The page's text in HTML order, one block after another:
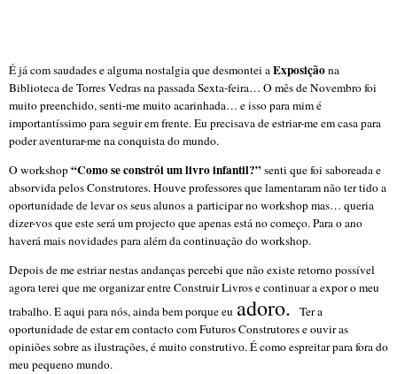
É já com saudades e alguma nostalgia que desmontei aExposiçãona
Biblioteca de Torres Vedras na passada Sexta-feira… O mês de Novembro foi
muito preenchido, senti-me muito acarinhada… e isso para mim é
importantíssimo para seguir em frente. Eu precisava de estriar-me em casa para
poder aventurar-me na conquista do mundo.
O workshop“Como se constrói um livro infantil?”senti que foi saboreada e
absorvida pelos Construtores. Houve professores que lamentaram não ter tido a
oportunidade de levar os seus alunos a participar no workshop mas… queria
dizer-vos que este será um projecto que apenas está no começo. Para o ano
haverá mais novidades para além da continuação do workshop.
Depois de me estriar nestas andanças percebi que não existe retorno possível
agora terei que me organizar entre Construir Livros e continuar a expor o meu
trabalho. E aqui para nós, ainda bem porque eu adoro.
Ter a
oportunidade de estar em contacto com Futuros Construtores e ouvir as
opiniões sobre as ilustrações, é muito construtivo. É como espreitar para fora do
meu pequeno mundo.